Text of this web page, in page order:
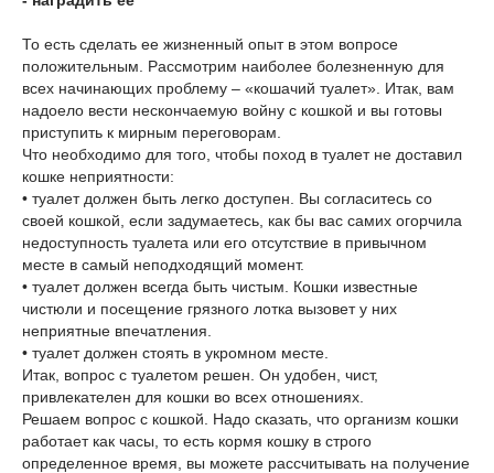
То есть сделать ее жизненный опыт в этом вопросе
положительным. Рассмотрим наиболее болезненную для
всех начинающих проблему – «кошачий туалет». Итак, вам
надоело вести нескончаемую войну с кошкой и вы готовы
приступить к мирным переговорам.
Что необходимо для того, чтобы поход в туалет не доставил
кошке неприятности:
• туалет должен быть легко доступен. Вы согласитесь со
своей кошкой, если задумаетесь, как бы вас самих огорчила
недоступность туалета или его отсутствие в привычном
месте в самый неподходящий момент.
• туалет должен всегда быть чистым. Кошки известные
чистюли и посещение грязного лотка вызовет у них
неприятные впечатления.
• туалет должен стоять в укромном месте.
Итак, вопрос с туалетом решен. Он удобен, чист,
привлекателен для кошки во всех отношениях.
Решаем вопрос с кошкой. Надо сказать, что организм кошки
работает как часы, то есть кормя кошку в строго
определенное время, вы можете рассчитывать на получение